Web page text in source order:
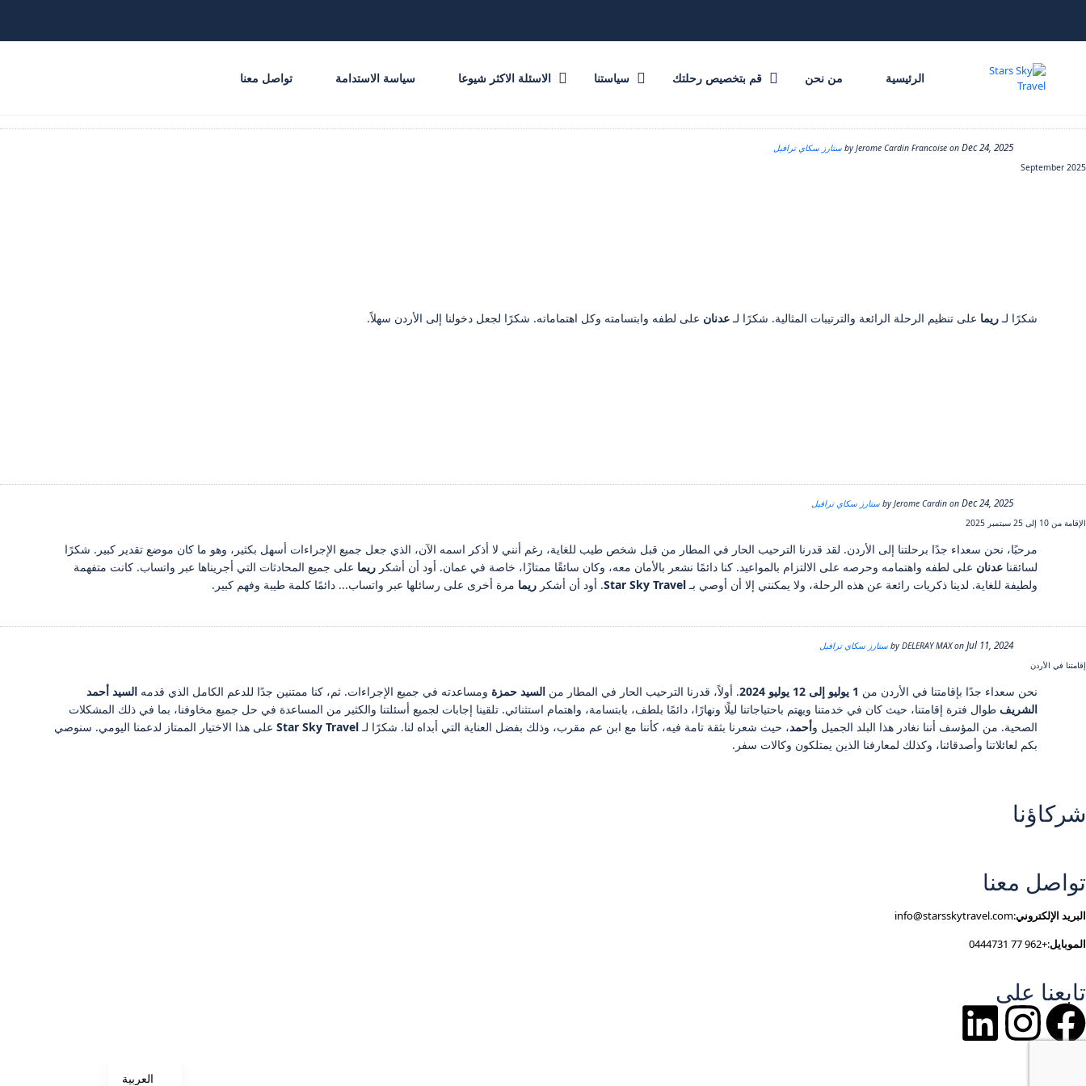
الرئيسية من نحن قم بتخصيص رحلتك سياستنا الاسئلة الاكثر شيوعا سياسة الاستدامة تواصل معنا
Dec 24, 2025
Jerome Cardin Francoise on
ستارز سكاي ترافيل
September 2025
شكرًا لـريما على تنظيم الرحلة الرائعة والترتيبات المثالية. شكرًا لـعدنان على لطفه وابتسامته وكل اهتماماته. شكرًا لجعل دخولنا إلى الأردن سهلاً.
Dec 24, 2025
Jerome Cardin on
ستارز سكاي ترافيل
الإقامة من 10 إلى 25 سبتمبر 2025
مرحبًا، نحن سعداء جدًا برحلتنا إلى الأردن. لقد قدرنا الترحيب الحار في المطار من قبل شخص طيب للغاية، رغم أنني لا أذكر اسمه الآن، الذي جعل جميع الإجراءات أسهل بكثير، وهو ما كان موضع تقدير كبير. شكرًا
لسائقنا عدنان على لطفه واهتمامه وحرصه على الالتزام بالمواعيد. كنا دائمًا نشعر بالأمان معه، وكان سائقًا ممتازًا، خاصة في عمان. أود أن أشكر ريما على جميع المحادثات التي أجريناها عبر واتساب. كانت متفهمة
ولطيفة للغاية. لدينا ذكريات رائعة عن هذه الرحلة، ولا يمكنني إلا أن أوصي بـStar Sky Travel. أود أن أشكر ريما مرة أخرى على رسائلها عبر واتساب... دائمًا كلمة طيبة وفهم كبير.
Jul 11, 2024
DELERAY MAXon
ستارز سكاي ترافيل
إقامتنا في الأردن
نحن سعداء جدًا بإقامتنا في الأردن من 1 يوليو إلى 12 يوليو 2024 . أولاً، قدرنا الترحيب الحار في المطار من السيد حمزة ومساعدته في جميع الإجراءات. ثم، كنا ممتنين جدًا للدعم الكامل الذي قدمه السيد أحمد
الشريف طوال فترة إقامتنا، حيث كان في خدمتنا ويهتم باحتياجاتنا ليلًا ونهارًا، دائمًا بلطف، بابتسامة، واهتمام استثنائي. تلقينا إجابات لجميع أسئلتنا والكثير من المساعدة في حل جميع مخاوفنا، بما في ذلك المشكلات
الصحية. من المؤسف أننا نغادر هذا البلد الجميل وأحمد، حيث شعرنا بثقة تامة فيه، كأننا مع ابن عم مقرب، وذلك بفضل العناية التي أبداه لنا. شكرًا لـStar Sky Travel على هذا الاختيار الممتاز لدعمنا اليومي. سنوصي
بكم لعائلاتنا وأصدقائنا، وكذلك لمعارفنا الذين يمتلكون وكالات سفر.
شركاؤنا
تواصل معنا
البريد الإلكتروني:info@starsskytravel.com
الموبايل:+962 77 0444731
تابعنا على
العربية